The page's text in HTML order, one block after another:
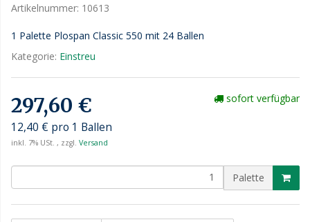
Artikelnummer: 10613
1 Palette Plospan Classic 550 mit 24 Ballen
Kategorie: Einstreu
297,60 €
12,40 € pro 1 Ballen
inkl. 7% USt. , zzgl. Versand
sofort verfügbar
Palette